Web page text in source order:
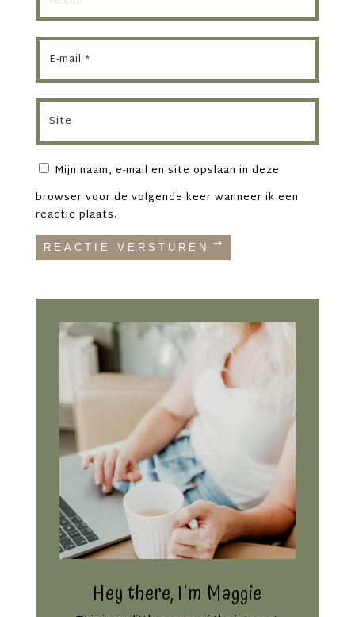
Mijn naam, e-mail en site opslaan in deze
browser voor de volgende keer wanneer ik een
reactie plaats.
REACTIE VERSTUREN
Hey there, I´m Maggie